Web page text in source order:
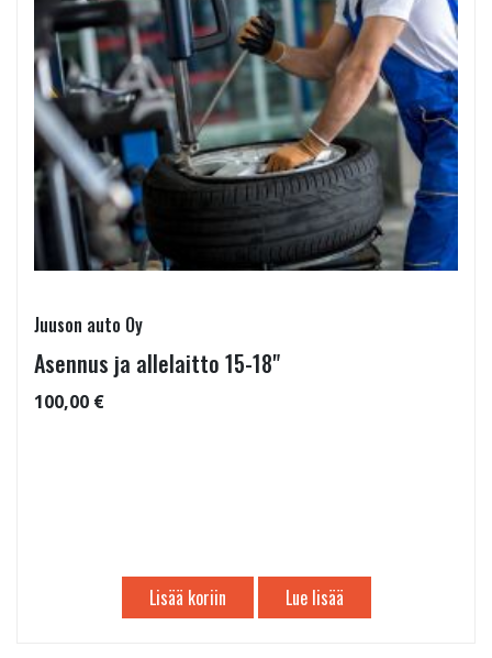
Juuson auto Oy
Asennus ja allelaitto 15-18"
100,00 €
Lisää koriin Lue lisää